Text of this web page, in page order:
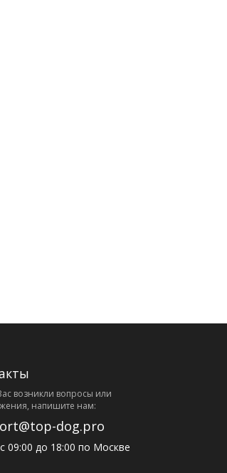
возникли вопросы или
напишите нам:
dog.pro
09:00 до 18:00 по Москве